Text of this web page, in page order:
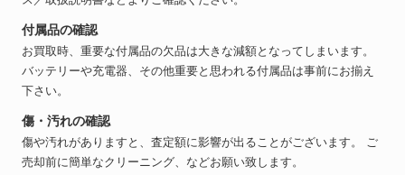
付属品の確認
お買取時、重要な付属品の欠品は大きな減額となってしまいます。
バッテリーや充電器、その他重要と思われる付属品は事前にお揃え
下さい。
傷・汚れの確認
傷や汚れがありますと、査定額に影響が出ることがございます。 ご
売却前に簡単なクリーニング、などお願い致します。